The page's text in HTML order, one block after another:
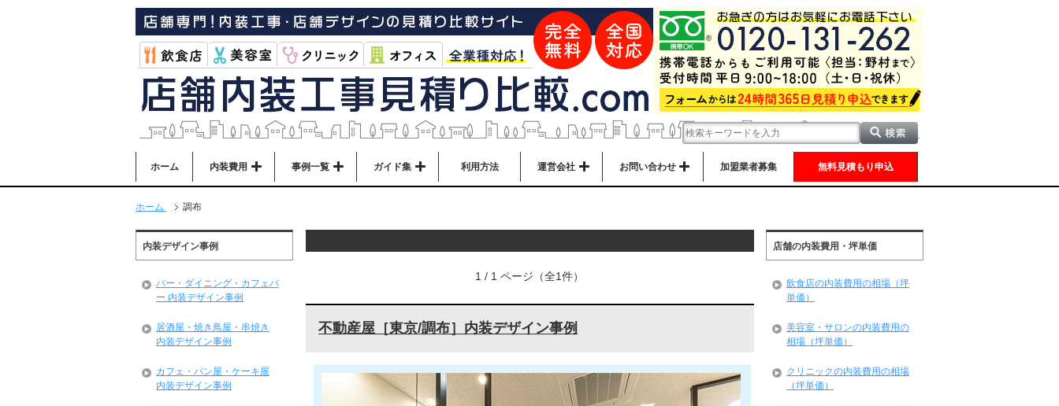
ホーム 内装費用 事例一覧 ガイド集 利用方法 運営会社 お問い合わせ 加盟業者募集 無料見積もり申込
ホーム 調布
1 / 1 ページ（全1件）
不動産屋［東京/調布］内装デザイン事例
内装デザイン事例
バー・ダイニング・カフェバ
ー 内装デザイン事例
居酒屋・焼き鳥屋・串焼き
内装デザイン事例
カフェ・パン屋・ケーキ屋
内装デザイン事例
店舗の内装費用・坪単価
飲食店の内装費用の相場（坪
単価）
美容室・サロンの内装費用の
相場（坪単価）
クリニックの内装費用の相場
（坪単価）